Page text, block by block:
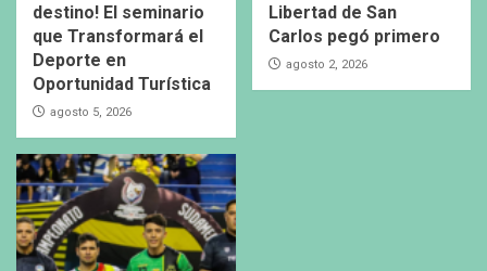
destino! El seminario
que Transformará el
Deporte en
Oportunidad Turística
agosto 5, 2026
Libertad de San
Carlos pegó primero
agosto 2, 2026